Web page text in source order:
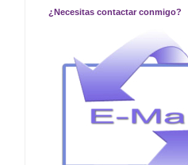
¿Necesitas contactar conmigo?